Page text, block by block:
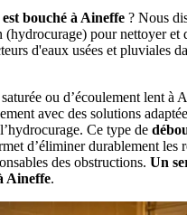
bouché à Aineffe ? Nous
(hydrocurage) pour nettoyer et
d'eaux usées et pluviales
ou d’écoulement lent à
avec des solutions
Ce type de
d’éliminer durablement les
des obstructions. Un
Aineffe.